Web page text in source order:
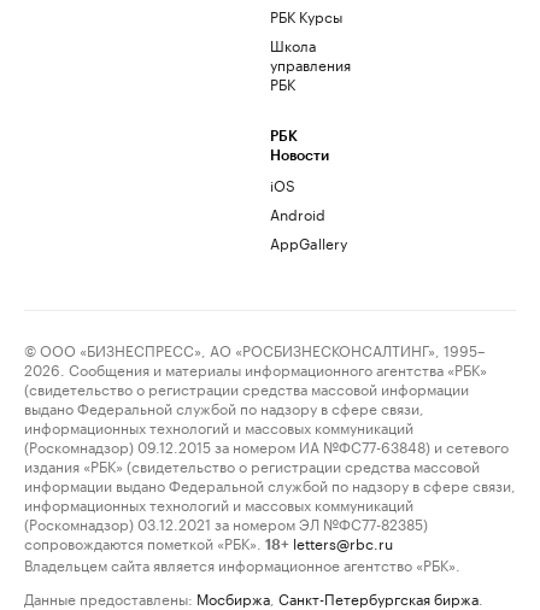
РБК Курсы
Школа
управления
РБК
РБК
Новости
iOS
Android
AppGallery
© ООО «БИЗНЕСПРЕСС», АО «РОСБИЗНЕСКОНСАЛТИНГ», 1995–
2026. Сообщения и материалы информационного агентства «РБК»
(свидетельство о регистрации средства массовой информации
выдано Федеральной службой по надзору в сфере связи,
информационных технологий и массовых коммуникаций
(Роскомнадзор) 09.12.2015 за номером ИА №ФС77-63848) и сетевого
издания «РБК» (свидетельство о регистрации средства массовой
информации выдано Федеральной службой по надзору в сфере связи,
информационных технологий и массовых коммуникаций
(Роскомнадзор) 03.12.2021 за номером ЭЛ №ФС77-82385)
сопровождаются пометкой «РБК».
18+ letters@rbc.ru
Владельцем сайта является информационное агентство «РБК».
Данные предоставлены: Мосбиржа Санкт-Петербургская биржа